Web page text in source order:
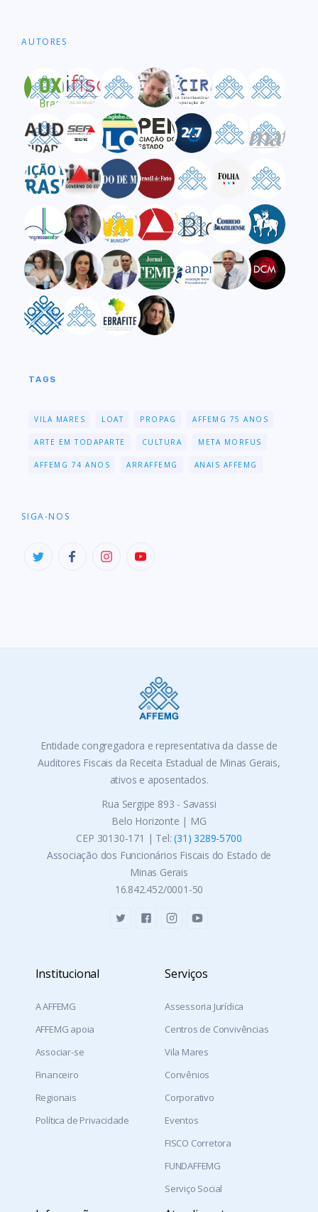
AUTORES
TAGS
VILA MARES LOAT PROPAG AFFEMG 75 ANOS
ARTE EM TODAPARTE CULTURA META MORFUS
AFFEMG 74 ANOS ARRAFFEMG ANAIS AFFEMG
SIGA-NOS
Entidade congregadora e representativa da classe de
Auditores Fiscais da Receita Estadual de Minas Gerais,
ativos e aposentados.
Rua Sergipe 893 - Savassi
Belo Horizonte | MG
CEP 30130-171 | Tel:(31) 3289-5700
Associação dos Funcionários Fiscais do Estado de
Minas Gerais
16.842.452/0001-50
Institucional
A AFFEMG
AFFEMG apoia
Associar-se
Financeiro
Regionais
Política de Privacidade
Serviços
Assessoria Jurídica
Centros de Convivências
Vila Mares
Convênios
Corporativo
Eventos
FISCO Corretora
FUNDAFFEMG
Serviço Social